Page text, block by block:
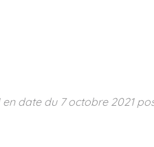
en date du 7 octobre 2021